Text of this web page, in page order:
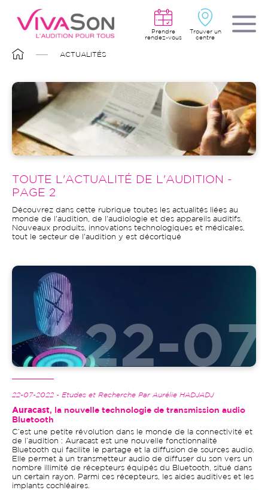
contenu
principal
Prendre
rendez-vous
Trouver un
centre
FIL
D'ARIANE
ACTUALITÉS
Image
TOUTE L'ACTUALITÉ DE L'AUDITION -
PAGE 2
Découvrez dans cette rubrique toutes les actualités liées au
monde de l'audition, de l'audiologie et des appareils auditifs.
Nouveaux produits, innovations technologiques et médicales,
tout le secteur de l'audition y est décortiqué
Image
22-07-2022 - Etudes et Recherche Par Aurélie HADJADJ
Auracast, la nouvelle technologie de transmission audio
Bluetooth
C’est une petite révolution dans le monde de la connectivité et
de l’audition : Auracast est une nouvelle fonctionnalité
Bluetooth qui facilite le partage et la diffusion de sources audio.
Elle permet à un transmetteur audio de diffuser du son vers un
nombre illimité de récepteurs équipés du Bluetooth, situé dans
un certain rayon. Parmi ces récepteurs, les aides auditives et les
implants cochléaires.